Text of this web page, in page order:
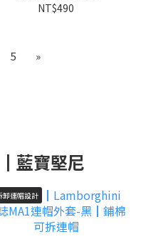
NT$490
5 »
藍寶堅尼
卸連帽設計